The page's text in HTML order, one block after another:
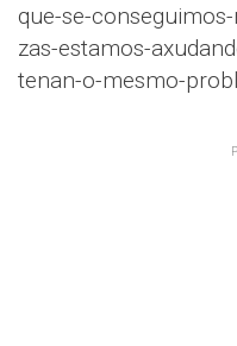
que-se-
zas-estamos-
tenan-o-mesmo-